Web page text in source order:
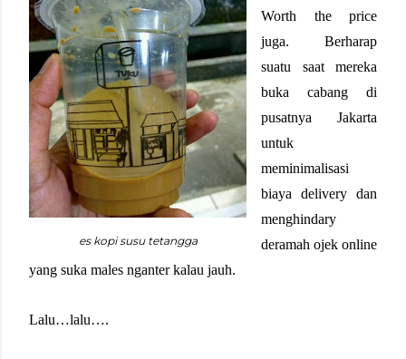
es kopi susu tetangga
Worth the price
juga. Berharap
suatu saat mereka
buka cabang di
pusatnya Jakarta
untuk
meminimalisasi
biaya delivery dan
menghindary
deramah ojek online
yang suka males nganter kalau jauh.
Lalu…lalu….